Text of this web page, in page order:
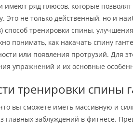
имеют ряд плюсов, которые
Это не только действенный, но и
способ тренировки спины,
понимать, как накачать спину
или появления протрузий. Для
упражнений и их основные
тренировки спины
вы сможете иметь массивную и
главных заблуждений в фитнесе.